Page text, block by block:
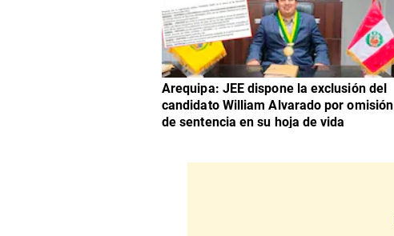
​Arequipa: JEE dispone la exclusión del
candidato William Alvarado por omisión
de sentencia en su hoja de vida